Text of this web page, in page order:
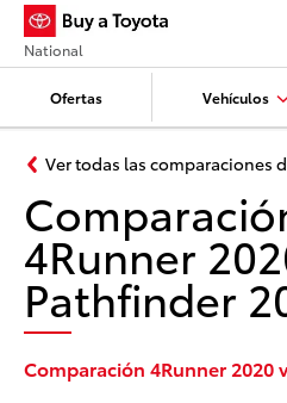
Ofertas Vehículos
National
Ver todas las comparaciones
4Runner
Pathfinder
Comparación 4Runner 2020